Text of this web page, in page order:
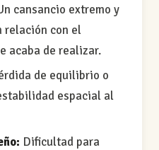
cansancio extremo y
relación con el
acaba de realizar.
de equilibrio o
espacial al
Dificultad para